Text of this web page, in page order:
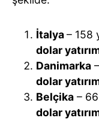
İtalya– 158
dolar
Danimarka
dolar
Belçika –
dolar